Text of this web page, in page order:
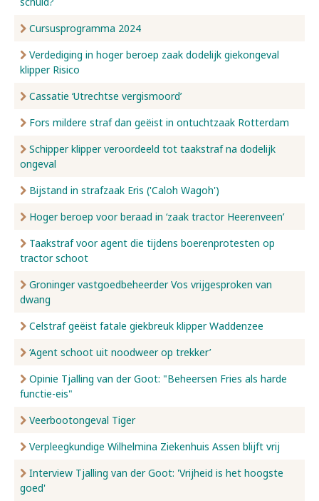
Cursusprogramma 2024
Verdediging in hoger beroep zaak dodelijk giekongeval
klipper Risico
Cassatie ‘Utrechtse vergismoord’
Fors mildere straf dan geëist in ontuchtzaak Rotterdam
Schipper klipper veroordeeld tot taakstraf na dodelijk
ongeval
Bijstand in strafzaak Eris ('Caloh Wagoh')
Hoger beroep voor beraad in ‘zaak tractor Heerenveen’
Taakstraf voor agent die tijdens boerenprotesten op
tractor schoot
Groninger vastgoedbeheerder Vos vrijgesproken van
dwang
Celstraf geëist fatale giekbreuk klipper Waddenzee
‘Agent schoot uit noodweer op trekker’
Opinie Tjalling van der Goot: "Beheersen Fries als harde
functie-eis"
Veerbootongeval Tiger
Verpleegkundige Wilhelmina Ziekenhuis Assen blijft vrij
Interview Tjalling van der Goot: 'Vrijheid is het hoogste
goed'